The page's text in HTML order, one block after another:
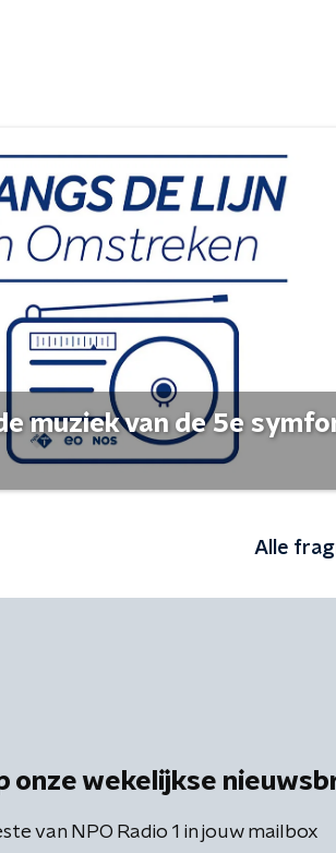
muziek van de 5e
Alle
onze wekelijkse
van NPO Radio 1 in jouw mailbox